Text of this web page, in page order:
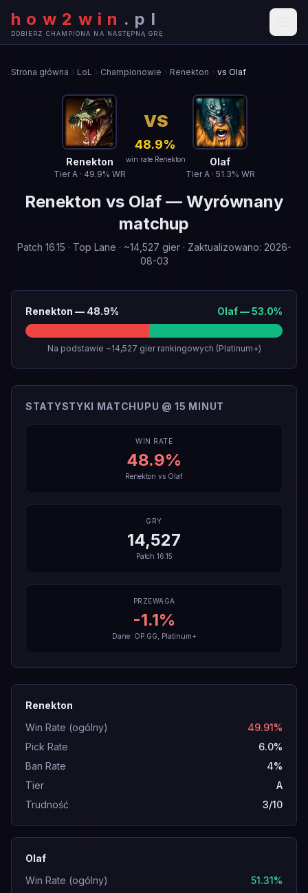
how2win . pl
DOBIERZ CHAMPIONA NA NASTĘPNĄ GRĘ
Strona główna LoL Championowie Renekton vs Olaf
Renekton
TierA· 49.9% WR
VS
48.9%
win rate Renekton Olaf
TierA· 51.3% WR
Renekton vs Olaf — Wyrównany
matchup
Patch 16.15 · Top Lane · ~14,527 gier· Zaktualizowano: 2026-
08-03
Renekton — 48.9% Olaf—53.0%
Na podstawie ~14,527 gier rankingowych (Platinum+)
STATYSTYKI MATCHUPU @ 15 MINUT
WIN RATE
48.9%
Renekton vs Olaf
GRY
14,527
Patch 16.15
PRZEWAGA
-1.1%
Dane: OP.GG, Platinum+
Renekton
Win Rate (ogólny)
49.91%
Pick Rate
6.0%
Ban Rate
4%
Tier
A
Trudność
3/10
Olaf
Win Rate (ogólny)
51.31%